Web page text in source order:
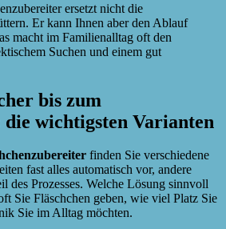
ersetzt nicht die
Er kann Ihnen aber den Ablauf
macht im Familienalltag oft den
Suchen und einem gut
bis zum
wichtigsten Varianten
finden Sie verschiedene
fast alles automatisch vor, andere
des Prozesses. Welche Lösung sinnvoll
Sie Fläschchen geben, wie viel Platz Sie
Sie im Alltag möchten.